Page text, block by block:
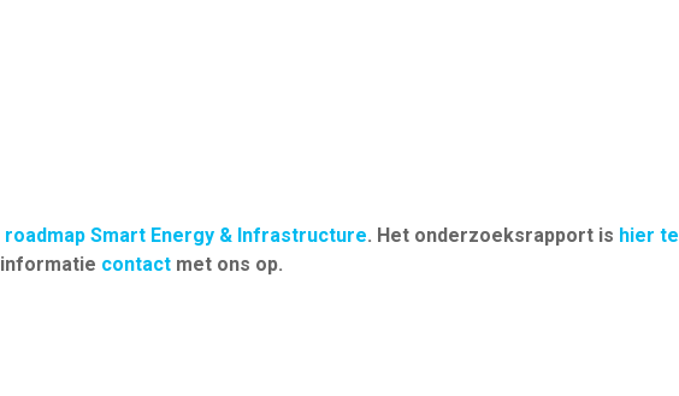
roadmap Smart Energy & Infrastructure. Het onderzoeksrapport is hier te
contact met ons op.